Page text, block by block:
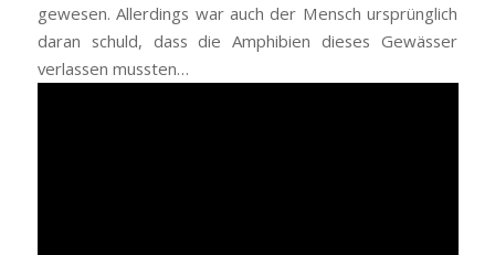
gewesen. Allerdings war auch der Mensch ursprünglich
daran schuld, dass die Amphibien dieses Gewässer
verlassen mussten…